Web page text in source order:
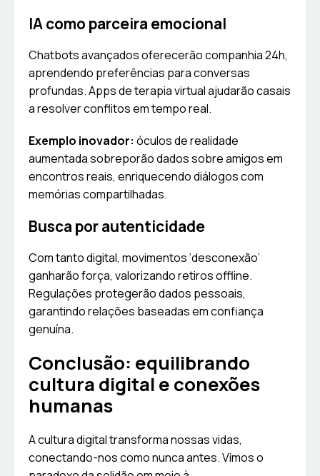
IA como parceira emocional
Chatbots avançados oferecerão companhia 24h,
aprendendo preferências para conversas
profundas. Apps de terapia virtual ajudarão casais
a resolver conflitos em tempo real.
Exemplo inovador: óculos de realidade
aumentada sobreporão dados sobre amigos em
encontros reais, enriquecendo diálogos com
memórias compartilhadas.
Busca por autenticidade
Com tanto digital, movimentos ‘desconexão’
ganharão força, valorizando retiros offline.
Regulações protegerão dados pessoais,
garantindo relações baseadas em confiança
genuína.
Conclusão: equilibrando
cultura digital e conexões
humanas
A cultura digital transforma nossas vidas,
conectando-nos como nunca antes. Vimos o